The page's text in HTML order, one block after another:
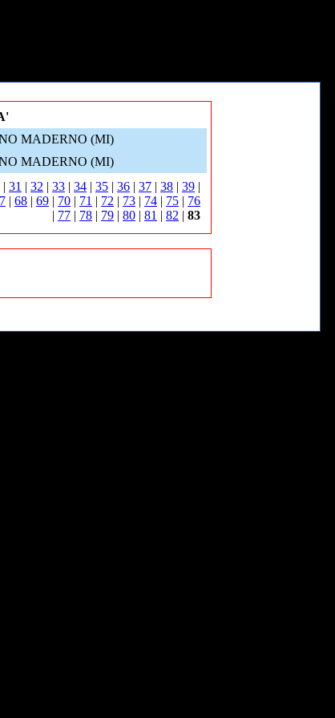
MADERNO (MI)
MADERNO (MI)
| 31 | 32 | 33 | 34 | 35 | 36 | 37 | 38 | 39 |
| 68 | 69 | 70 | 71 | 72 | 73 | 74 | 75 | 76
| 77 | 78 | 79 | 80 | 81 | 82 | 83